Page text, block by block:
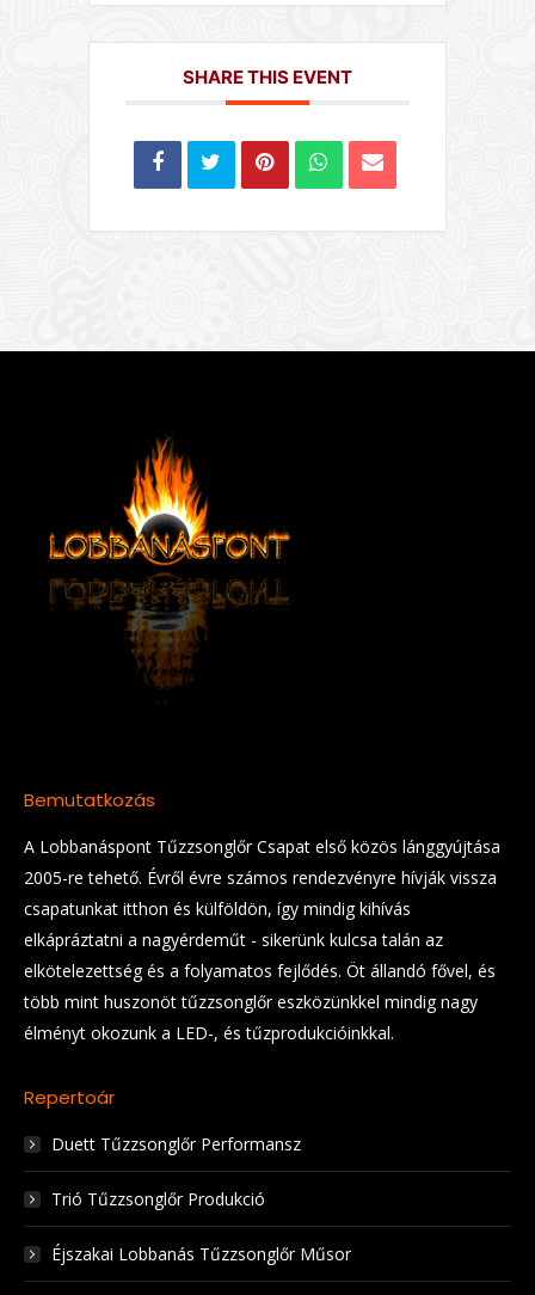
SHARE THIS EVENT
Bemutatkozás
A Lobbanáspont Tűzzsonglőr Csapat első közös lánggyújtása
2005-re tehető. Évről évre számos rendezvényre hívják vissza
csapatunkat itthon és külföldön, így mindig kihívás
elkápráztatni a nagyérdeműt - sikerünk kulcsa talán az
elkötelezettség és a folyamatos fejlődés. Öt állandó fővel, és
több mint huszonöt tűzzsonglőr eszközünkkel mindig nagy
élményt okozunk a LED-, és tűzprodukcióinkkal.
Repertoár
Duett Tűzzsonglőr Performansz
Trió Tűzzsonglőr Produkció
Éjszakai Lobbanás Tűzzsonglőr Műsor